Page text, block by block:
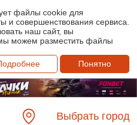
файлы cookie для
и совершенствования сервиса.
наш сайт, вы
можем разместить файлы
Понятно
Выбрать город